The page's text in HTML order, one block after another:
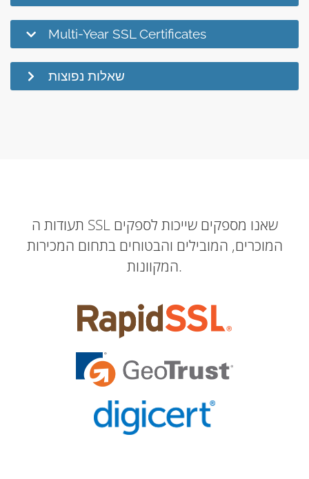
Multi-Year SSL Certificates
שאלות נפוצות
תעודות ה SSL שאנו מספקים שייכות לספקים
המוכרים, המובילים והבטוחים בתחום המכירות
המקוונות.